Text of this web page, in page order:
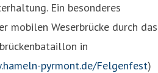
Ein besonderes
mobilen Weserbrücke durch das
in
pyrmont.de/Felgenfest)